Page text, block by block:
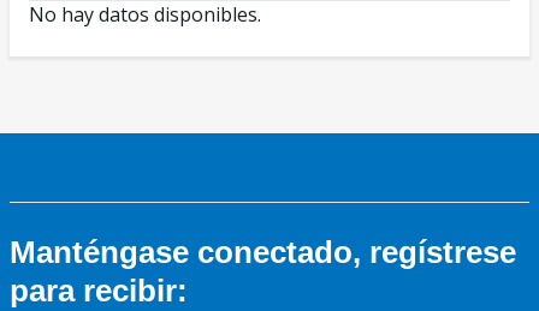
No hay datos disponibles.
Manténgase conectado, regístrese
para recibir: